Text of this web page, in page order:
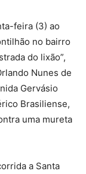
feira (3) ao
no bairro
do lixão”,
Nunes de
Gervásio
Brasiliense,
uma mureta
a Santa